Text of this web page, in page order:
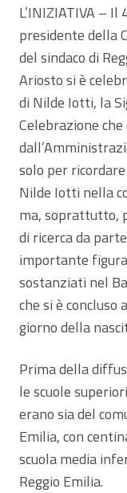
L’INIZIATIVA –
presidente della
del sindaco di
Ariosto si è
di Nilde Iotti, la
Celebrazione
solo per
Nilde Iotti nella
ma, soprattutto,
di ricerca da
importante
sostanziati nel
che si è
giorno della
Prima della
le scuole
erano sia del
Emilia, con
scuola media
Reggio Emilia.